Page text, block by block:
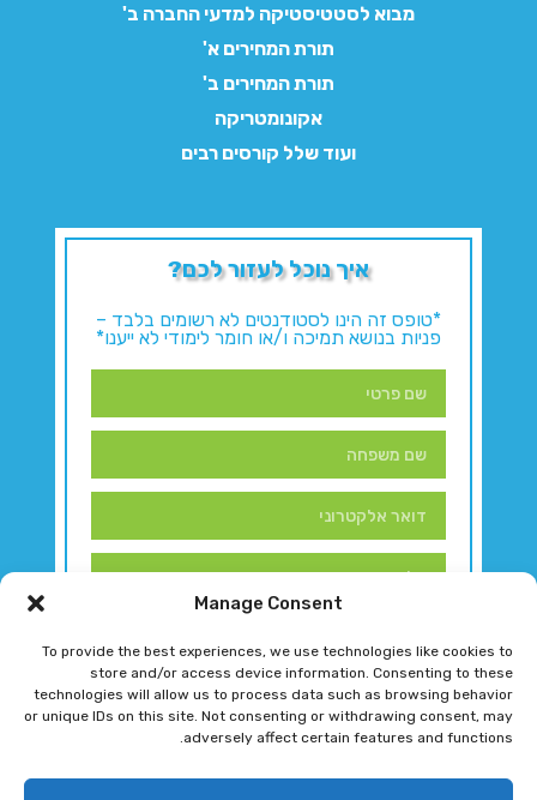
Manage Consent
To provide the best experiences, we use technologies like cookies to
store and/or access device information. Consenting to these
technologies will allow us to process data such as browsing behavior
or unique IDs on this site. Not consenting or withdrawing consent, may
adversely affect certain features and functions.
מבוא לסטטיסטיקה למדעי החברה ב'
תורת המחירים א'
תורת המחירים ב'
אקונומטריקה
ועוד שלל קורסים רבים
איך נוכל לעזור לכם?
*טופס זה הינו לסטודנטים לא רשומים בלבד –
פניות בנושא תמיכה ו/או חומר לימודי לא ייענו*